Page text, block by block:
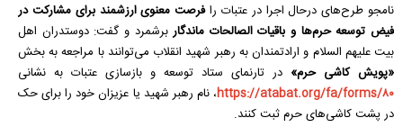
نامجو طرح‌های درحال اجرا در عتبات رافرصت معنوی ارزشمند برای مشارکت در
فیض توسعه حرم‌ها و باقیات الصالحات ماندگاربرشمرد و گفت: دوستدران اهل
بیت علیهم السلام و ارادتمندان به رهبر شهید انقلاب می‌توانند با مراجعه به بخش
«پویش کاشی حرم» در تارنمای ستاد توسعه و بازسازی عتبات به نشانی
https://atabat.org/fa/forms/۸۰، نام رهبر شهید یا عزیزان خود را برای حک
در پشت کاشی‌های حرم ثبت کنند.